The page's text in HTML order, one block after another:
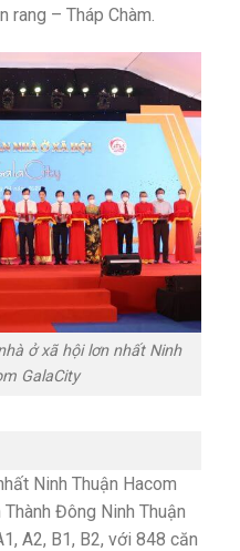
rang – Tháp Chàm.
ở xã hội lơn nhất Ninh
GalaCity
Ninh Thuận Hacom
Đông Ninh Thuận
A2, B1, B2, với 848 căn